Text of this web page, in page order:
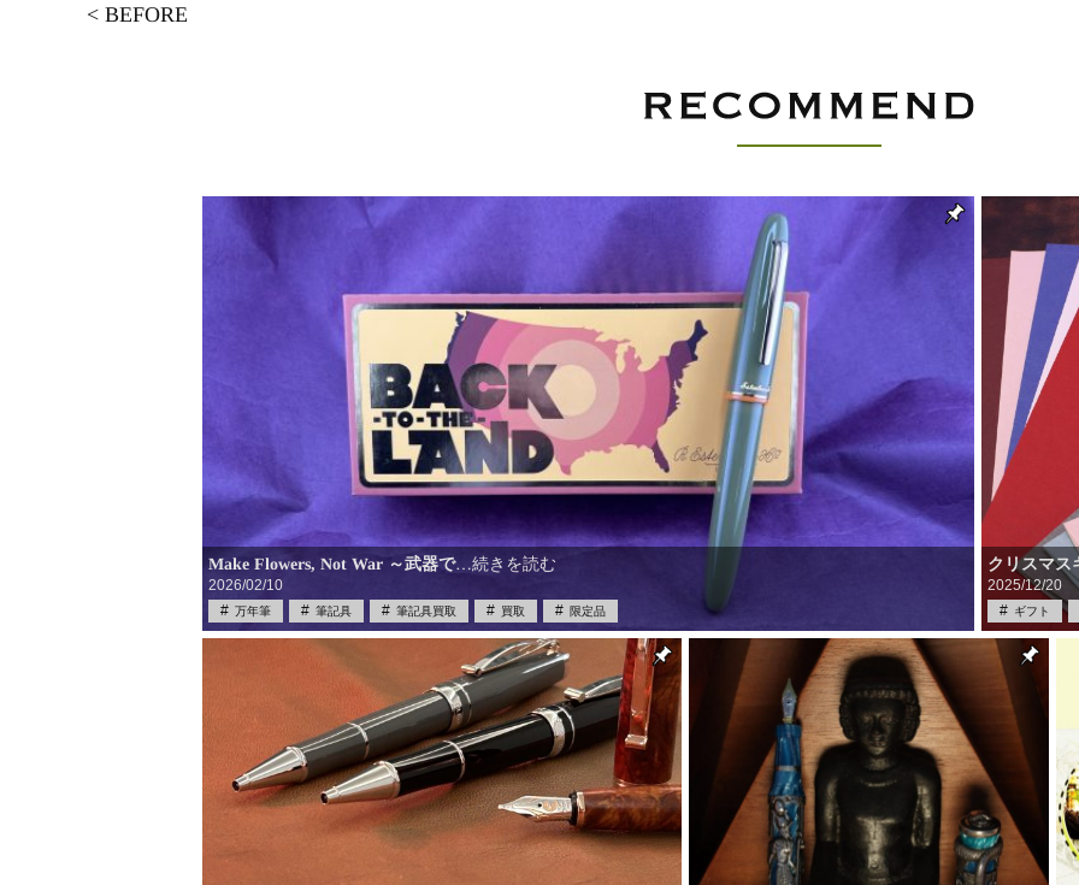
<BEFORE
Make Flowers, Not War ～武器で…続きを読む
2026/02/10
万年筆 筆記具 筆記具買取 買取 限定品
クリスマス
2025/12/20
ギフト